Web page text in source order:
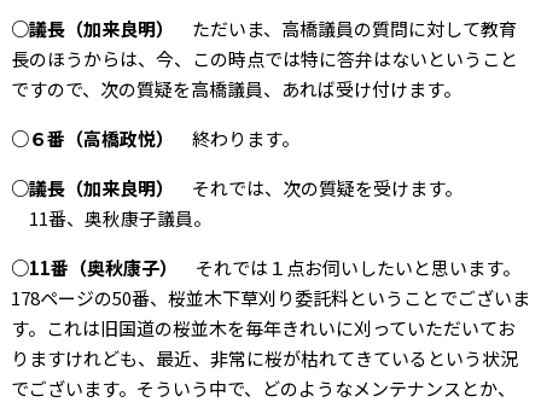
○議長（加来良明） ただいま、高橋議員の質問に対して教育
長のほうからは、今、この時点では特に答弁はないということ
ですので、次の質疑を高橋議員、あれば受け付けます。
○６番（高橋政悦）
終わります。
○議長（加来良明）
それでは、次の質疑を受けます。
11番、奥秋康子議員。
○11番（奥秋康子）
それでは１点お伺いしたいと思います。
178ページの50番、桜並木下草刈り委託料ということでございま
す。これは旧国道の桜並木を毎年きれいに刈っていただいてお
りますけれども、最近、非常に桜が枯れてきているという状況
でございます。そういう中で、どのようなメンテナンスとか、